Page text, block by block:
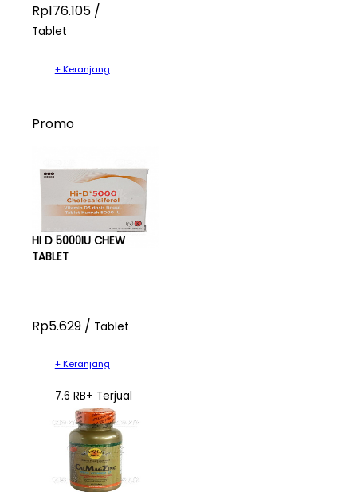
Rp176.105 /
Tablet
+ Keranjang
Promo
HI D 5000IU CHEW
TABLET
Rp5.629 / Tablet
+ Keranjang
7.6 RB+ Terjual